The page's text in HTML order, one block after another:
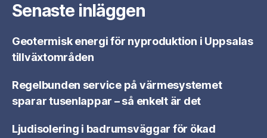
Senaste inläggen
Geotermisk energi för nyproduktion i Uppsalas
tillväxtområden
Regelbunden service på värmesystemet
sparar tusenlappar – så enkelt är det
Ljudisolering i badrumsväggar för ökad